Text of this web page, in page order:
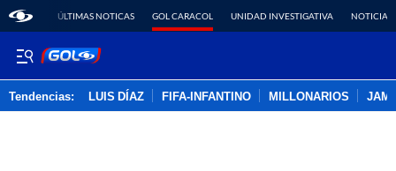
ÚLTIMAS NOTICAS GOL CARACOL UNIDAD INVESTIGATIVA NOTICIAS
Tendencias: LUIS DÍAZ FIFA-INFANTINO MILLONARIOS